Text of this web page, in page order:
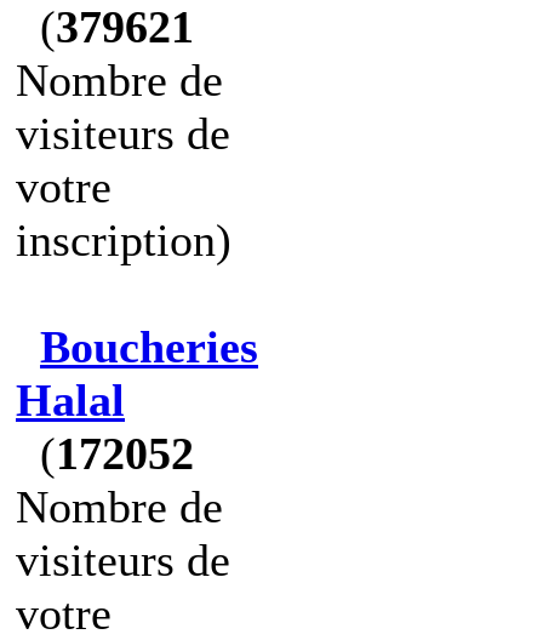
(379621
Nombre de
visiteurs de
votre
inscription)
Boucheries
Halal
(172052
Nombre de
visiteurs de
votre